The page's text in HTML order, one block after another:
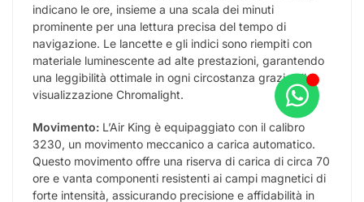
indicano le ore, insieme a una scala dei minuti
prominente per una lettura precisa del tempo di
navigazione. Le lancette e gli indici sono riempiti con
materiale luminescente ad alte prestazioni, garantendo
una leggibilità ottimale in ogni circostanza grazie alla
visualizzazione Chromalight.
Movimento: L’Air King è equipaggiato con il calibro
3230, un movimento meccanico a carica automatico.
Questo movimento offre una riserva di carica di circa 70
ore e vanta componenti resistenti ai campi magnetici di
forte intensità, assicurando precisione e affidabilità in